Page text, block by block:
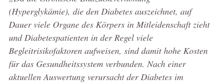
(Hyperglykämie), die den Diabetes auszeichnet, auf
Dauer viele Organe des Körpers in Mitleidenschaft zieht
und Diabetespatienten in der Regel viele
Begleitrisikofaktoren aufweisen, sind damit hohe Kosten
für das Gesundheitssystem verbunden. Nach einer
aktuellen Auswertung verursacht der Diabetes im